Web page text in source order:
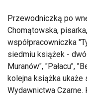
Przewodniczką po
Chomątowska,
współpracowniczka
siedmiu książek -
Muranów", "Pałacu",
kolejna książka ukaże
Wydawnictwa Czarne.